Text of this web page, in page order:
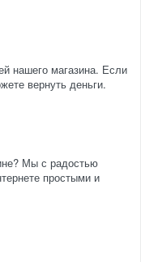
нашего магазина. Если
вернуть деньги.
Мы с радостью
простыми и